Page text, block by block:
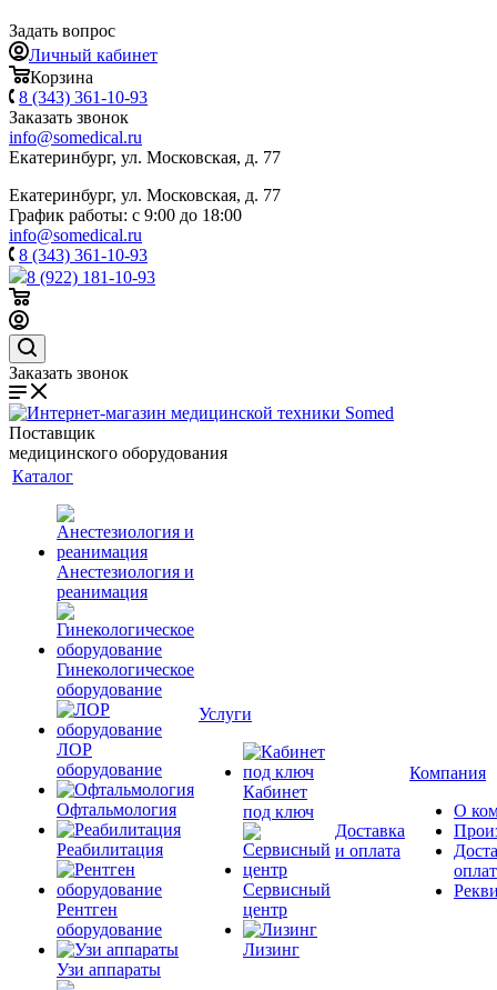
Задать вопрос
Личный кабинет
Корзина
8 (343) 361-10-93
Заказать звонок
info@somedical.ru
Екатеринбург, ул. Московская, д. 77
Екатеринбург, ул. Московская, д. 77
График работы: с 9:00 до 18:00
info@somedical.ru
8 (343) 361-10-93
8 (922) 181-10-93
Заказать звонок
Поставщик
медицинского оборудования
Каталог
Анестезиология и
реанимация
Гинекологическое
оборудование
ЛОР
оборудование
Офтальмология
Реабилитация
Рентген
оборудование
Узи аппараты
Услуги
Кабинет
под ключ
Сервисный
центр
Лизинг
Доставка
и оплата
Компания
О